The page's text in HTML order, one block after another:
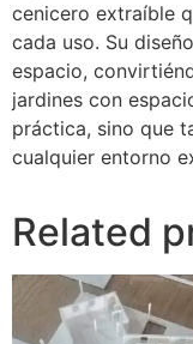
cenicero extraíble
cada uso. Su
espacio,
jardines con
práctica, sino que
cualquier entorno
Related